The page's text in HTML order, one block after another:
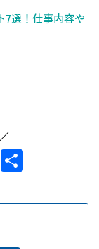
7選！仕事内容や
Hatena